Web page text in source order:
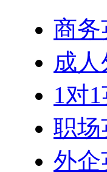
商务
成
1对
职场
外企